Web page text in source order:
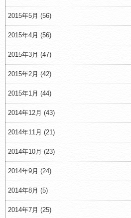
2015年5月 (56)
2015年4月 (56)
2015年3月 (47)
2015年2月 (42)
2015年1月 (44)
2014年12月 (43)
2014年11月 (21)
2014年10月 (23)
2014年9月 (24)
2014年8月 (5)
2014年7月 (25)